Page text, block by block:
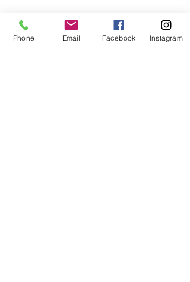
Phone Email Facebook Instagram